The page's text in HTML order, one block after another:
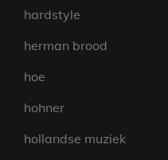
hardstyle
herman brood
hoe
hohner
hollandse muziek